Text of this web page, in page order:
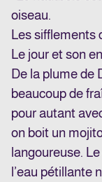
oiseau.
Les sifflements
Le jour et son
De la plume de
beaucoup de
pour autant
on boit un
langoureuse.
l’eau pétillante